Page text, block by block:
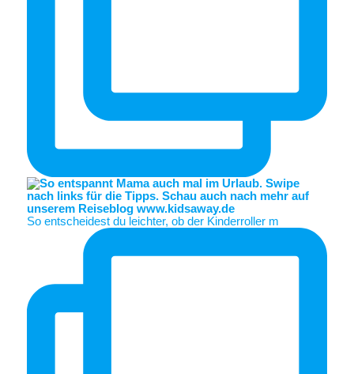
So entscheidest du leichter, ob der Kinderroller m